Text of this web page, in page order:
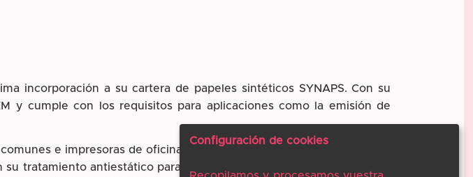
incorporación a su cartera de papeles sintéticos SYNAPS. Con su
y cumple con los requisitos para aplicaciones como la emisión de
e impresoras de oficina multifuncionales con configuraciones
tratamiento antiestático para evitar atascos de papel, permite a los
Configuración de cookies